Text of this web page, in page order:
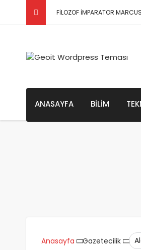
FİLOZOF İMPARATOR
Evrenin Sonu Hakkında
Psikoloji Biliminin Kökenleri
ANASAYFA BILIM
Anasayfa Gazetecilik